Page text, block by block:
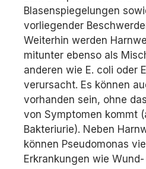
Blasenspiegelungen
vorliegender
Weiterhin werden
mitunter ebenso als
anderen wie E. coli oder
verursacht. Es können
vorhanden sein, ohne
von Symptomen kommt
Bakteriurie). Neben
können Pseudomonas
Erkrankungen wie Wund-